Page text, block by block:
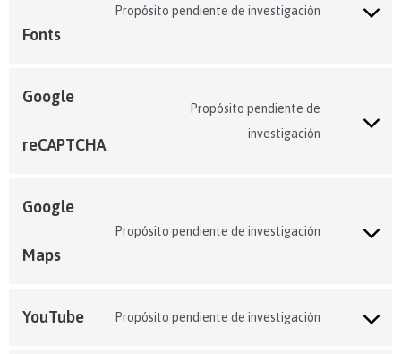
Fonts
Propósito pendiente de investigación
Google
reCAPTCHA
Propósito pendiente de
investigación
Google
Maps
Propósito pendiente de investigación
YouTube Propósito pendiente de investigación